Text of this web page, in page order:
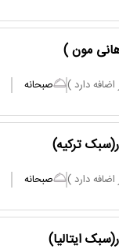
مون )
صبحانه
ترکیه)
صبحانه
ایتالیا)